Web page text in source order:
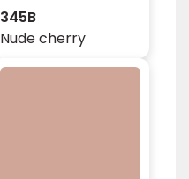
345B
Nude cherry